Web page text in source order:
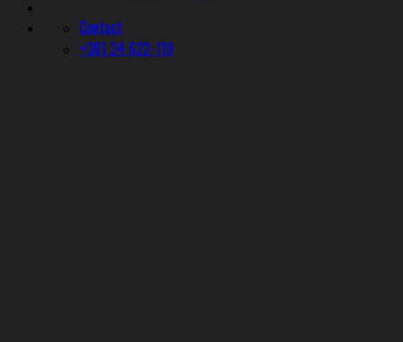
Contact
+381 24 622-119